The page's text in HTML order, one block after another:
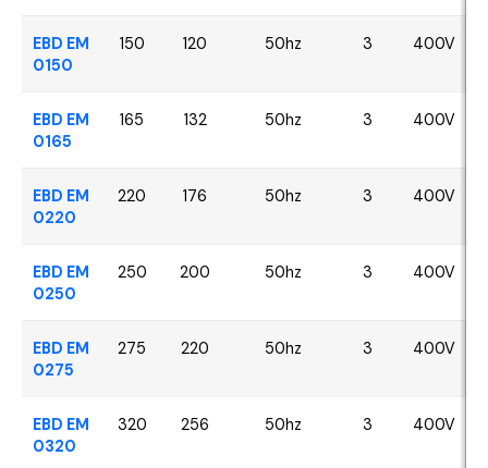
EBD EM
0150
150 120 50hz 3 400V
EBD EM
0165
165 132 50hz 3 400V
EBD EM
0220
220 176 50hz 3 400V
EBD EM
0250
250 200 50hz 3 400V
EBD EM
0275
275 220 50hz 3 400V
EBD EM
0320
320 256 50hz 3 400V